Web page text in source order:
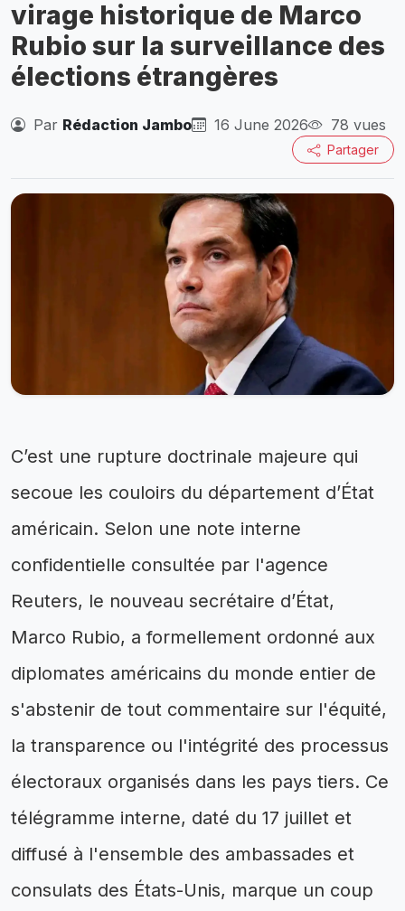
virage historique de Marco
Rubio sur la surveillance des
élections étrangères
Par Rédaction Jambo 16 June 2026 78 vues
Partager
C’est une rupture doctrinale majeure qui
secoue les couloirs du département d’État
américain. Selon une note interne
confidentielle consultée par l'agence
Reuters, le nouveau secrétaire d’État,
Marco Rubio, a formellement ordonné aux
diplomates américains du monde entier de
s'abstenir de tout commentaire sur l'équité,
la transparence ou l'intégrité des processus
électoraux organisés dans les pays tiers. Ce
télégramme interne, daté du 17 juillet et
diffusé à l'ensemble des ambassades et
consulats des États-Unis, marque un coup